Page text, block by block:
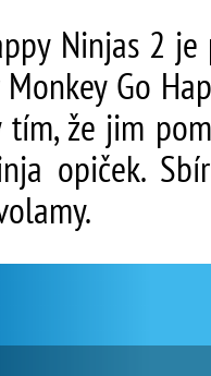
Ninjas 2
Go
tím, že jim
opiček.